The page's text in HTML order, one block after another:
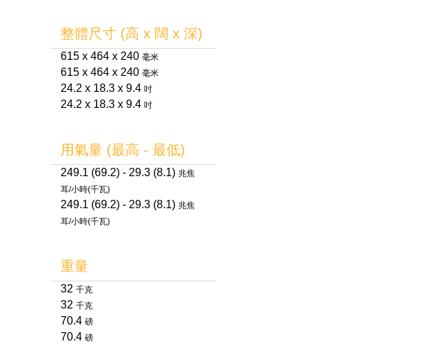
整體尺寸 (高 x 闊 x 深)
615 x 464 x 240 毫米
615 x 464 x 240 毫米
24.2 x 18.3 x 9.4 吋
24.2 x 18.3 x 9.4 吋
用氣量 (最高 - 最低)
249.1 (69.2) - 29.3 (8.1) 兆焦
耳/小時(千瓦)
249.1 (69.2) - 29.3 (8.1) 兆焦
耳/小時(千瓦)
重量
32 千克
32 千克
70.4 磅
70.4 磅